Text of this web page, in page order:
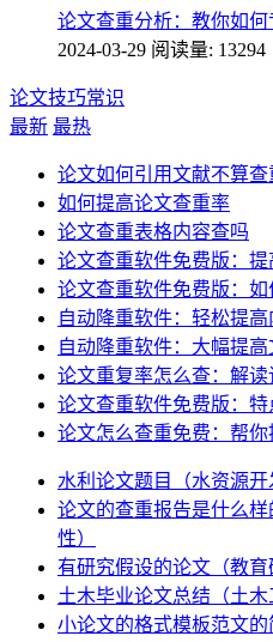
论文查重分析：教你如
2024-03-29 阅读量: 13294
论文技巧常识
最新 最热
论文如何引用文献不算查
如何提高论文查重率
论文查重表格内容查吗
论文查重软件免费版：
论文查重软件免费版：
自动降重软件：轻松提
自动降重软件：大幅提
论文重复率怎么查：解
论文查重软件免费版：
论文怎么查重免费：帮
水利论文题目（水资源开
论文的查重报告是什么
性）
有研究假设的论文（教育
土木毕业论文总结（土木
小论文的格式模板范文的